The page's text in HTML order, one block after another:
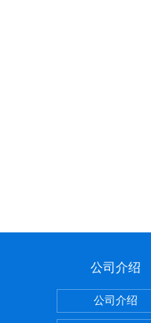
公司介绍
公司介绍